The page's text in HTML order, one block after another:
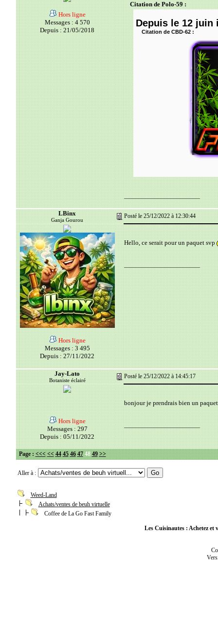
Hors ligne
Messages : 4 570
Depuis : 21/05/2018
Citation de Polo-59 :
Depuis le 12 juin
Citation de CBD-62 :
__________________________
LBinx
Ganja Gourou
Posté le 25/12/2022 à 12:30:44
Hors ligne
Messages : 3 495
Depuis : 27/11/2022
Hello, ce serait pour un paquet svp
__________________________
Jay-Lato
Botaniste éclairé
Posté le 25/12/2022 à 14:45:17
Hors ligne
Messages : 297
Depuis : 05/11/2022
bonjour je prendrais bien un
__________________________
Page :<<< << 44 45 46 47 48 49 >>
Aller à :
Weed-Land
Achats/ventes de beuh virtuelle
Coffee de La Go Fast Family
Les Cuisinautes : Achetez et